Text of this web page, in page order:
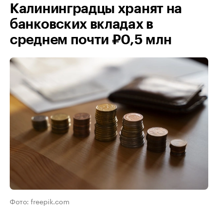
Калининградцы хранят на
банковских вкладах в
среднем почти ₽0,5 млн
Фото: freepik.com